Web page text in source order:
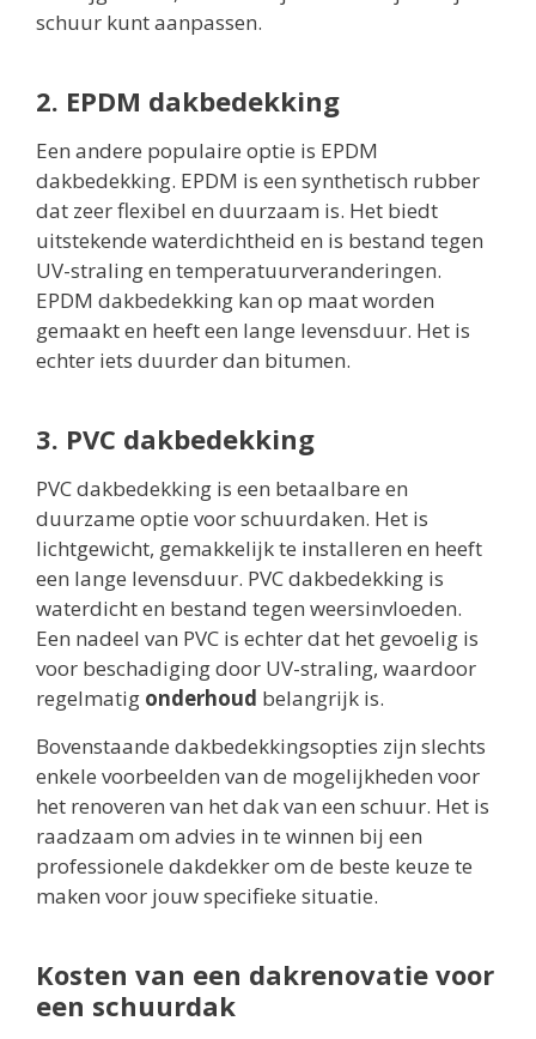
schuur kunt aanpassen.
2. EPDM dakbedekking
Een andere populaire optie is EPDM
dakbedekking. EPDM is een synthetisch rubber
dat zeer flexibel en duurzaam is. Het biedt
uitstekende waterdichtheid en is bestand tegen
UV-straling en temperatuurveranderingen.
EPDM dakbedekking kan op maat worden
gemaakt en heeft een lange levensduur. Het is
echter iets duurder dan bitumen.
3. PVC dakbedekking
PVC dakbedekking is een betaalbare en
duurzame optie voor schuurdaken. Het is
lichtgewicht, gemakkelijk te installeren en heeft
een lange levensduur. PVC dakbedekking is
waterdicht en bestand tegen weersinvloeden.
Een nadeel van PVC is echter dat het gevoelig is
voor beschadiging door UV-straling, waardoor
regelmatig onderhoud belangrijk is.
Bovenstaande dakbedekkingsopties zijn slechts
enkele voorbeelden van de mogelijkheden voor
het renoveren van het dak van een schuur. Het is
raadzaam om advies in te winnen bij een
professionele dakdekker om de beste keuze te
maken voor jouw specifieke situatie.
Kosten van een dakrenovatie voor
een schuurdak